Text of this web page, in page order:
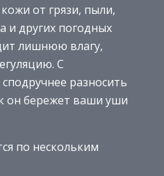
от грязи, пыли,
и других погодных
лишнюю влагу,
С
разносить
он бережет ваши уши
по нескольким